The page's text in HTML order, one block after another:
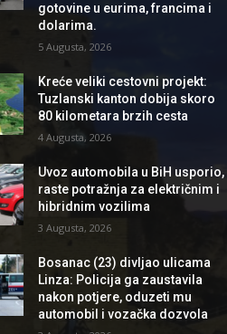
gotovine u eurima, francima i
dolarima.
5 Augusta, 2026
Kreće veliki cestovni projekt:
Tuzlanski kanton dobija skoro
80 kilometara brzih cesta
4 Augusta, 2026
Uvoz automobila u BiH usporio,
raste potražnja za električnim i
hibridnim vozilima
3 Augusta, 2026
Bosanac (23) divljao ulicama
Linza: Policija ga zaustavila
nakon potjere, oduzeti mu
automobil i vozačka dozvola